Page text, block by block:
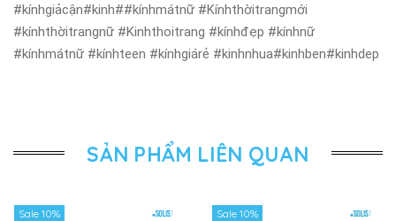
#kínhgiảcận#kinh##kínhmátnữ #Kínhthờitrangmới
#kínhthờitrangnữ #Kinhthoitrang #kínhđẹp #kínhnữ
#kínhmátnữ #kínhteen #kínhgiárẻ #kinhnhua#kinhben#kinhdep
SẢN PHẨM LIÊN QUAN
Sale 10% Sale 10%